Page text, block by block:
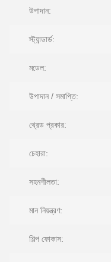
উপাদান:
স্ট্যান্ডার্ড:
মডেল:
উপাদান / সমাপ্তি:
থ্রেড প্রকার:
চেহারা:
সহনশীলতা:
মান নিয়ন্ত্রণ:
শিল্প ফোকাস: